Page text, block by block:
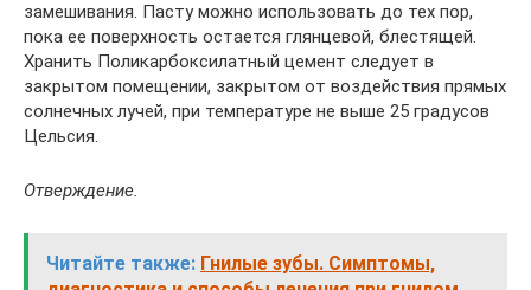
замешивания. Пасту можно использовать до тех пор,
пока ее поверхность остается глянцевой, блестящей.
Хранить Поликарбоксилатный цемент следует в
закрытом помещении, закрытом от воздействия прямых
солнечных лучей, при температуре не выше 25 градусов
Цельсия.
Отверждение.
Читайте также: Гнилые зубы. Симптомы,